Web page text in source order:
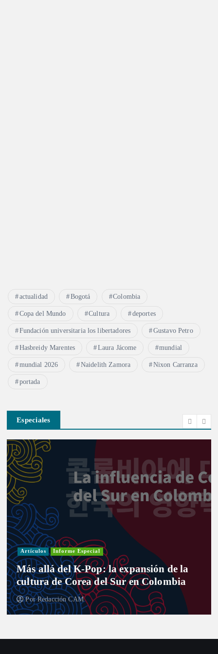
actualidad Bogotá Colombia
Copa del Mundo Cultura deportes
Fundación universitaria los libertadores Gustavo Petro
Hasbreidy Marentes Laura Jácome mundial
mundial 2026 Naidelith Zamora Nixon Carranza
portada
Especiales
Artículos Informe Especial
Más allá del K-Pop: la expansión de la
cultura de Corea del Sur en Colombia
PorRedacción CAM